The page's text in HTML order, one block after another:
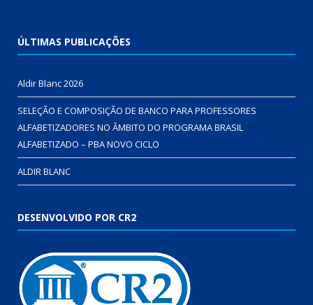
ÚLTIMAS PUBLICAÇÕES
Aldir Blanc 2026
SELEÇÃO E COMPOSIÇÃO DE BANCO PARA PROFESSORES
ALFABETIZADORES NO ÂMBITO DO PROGRAMA BRASIL
ALFABETIZADO – PBA NOVO CICLO
ALDIR BLANC
DESENVOLVIDO POR CR2